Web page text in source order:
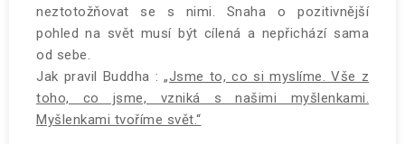
neztotožňovat se s nimi. Snaha o pozitivnější
pohled na svět musí být cílená a nepřichází sama
od sebe.
Jak pravil Buddha : „Jsme to, co si myslíme. Vše z
toho, co jsme, vzniká s našimi myšlenkami.
Myšlenkami tvoříme svět.“